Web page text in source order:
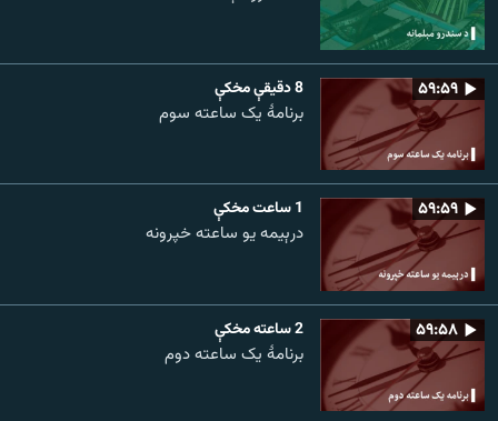
۵۹:۵۹ 8 دقيقې مخکې
برنامۀ یک ساعته سوم
۵۹:۵۹ 1 ساعت مخکې
درېیمه یو ساعته خپرونه
۵۹:۵۸ 2 ساعته مخکې
برنامۀ یک ساعته دوم